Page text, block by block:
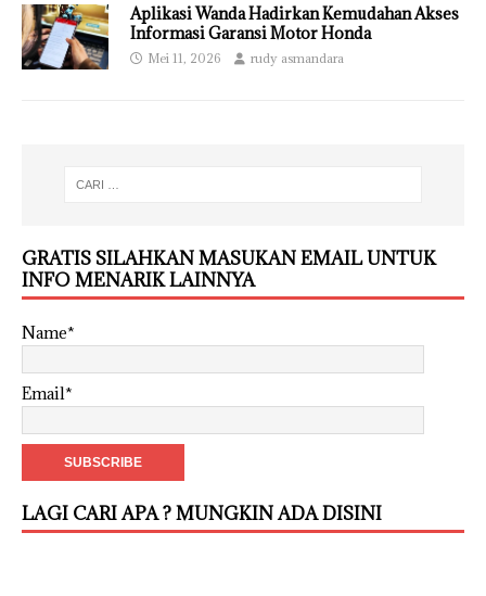
Aplikasi Wanda Hadirkan Kemudahan Akses
Informasi Garansi Motor Honda
Mei 11, 2026 rudy asmandara
GRATIS SILAHKAN MASUKAN EMAIL UNTUK
INFO MENARIK LAINNYA
Name*
Email*
LAGI CARI APA ? MUNGKIN ADA DISINI